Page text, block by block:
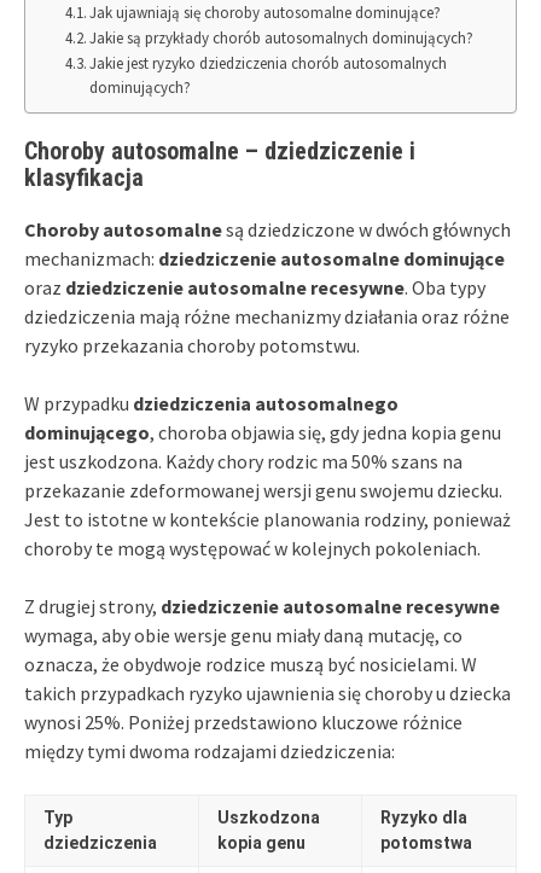
Jak ujawniają się choroby autosomalne dominujące?
Jakie są przykłady chorób autosomalnych dominujących?
Jakie jest ryzyko dziedziczenia chorób autosomalnych
dominujących?
Choroby autosomalne – dziedziczenie i
klasyfikacja
Choroby autosomalnesą dziedziczone w dwóch głównych
mechanizmach: dziedziczenie autosomalne dominujące
oraz dziedziczenie autosomalne recesywne. Oba typy
dziedziczenia mają różne mechanizmy działania oraz różne
ryzyko przekazania choroby potomstwu.
W przypadku dziedziczenia autosomalnego
dominującego, choroba objawia się, gdy jedna kopia genu
jest uszkodzona. Każdy chory rodzic ma 50% szans na
przekazanie zdeformowanej wersji genu swojemu dziecku.
Jest to istotne w kontekście planowania rodziny, ponieważ
choroby te mogą występować w kolejnych pokoleniach.
Z drugiej strony, dziedziczenie autosomalne recesywne
wymaga, aby obie wersje genu miały daną mutację, co
oznacza, że obydwoje rodzice muszą być nosicielami. W
takich przypadkach ryzyko ujawnienia się choroby u dziecka
wynosi 25%. Poniżej przedstawiono kluczowe różnice
między tymi dwoma rodzajami dziedziczenia:
Typ
dziedziczenia
Uszkodzona
kopia genu
Ryzyko dla
potomstwa